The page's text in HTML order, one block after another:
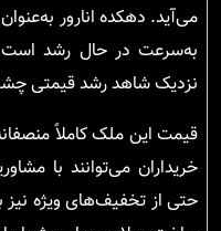
می‌آید. دهکده انارور
به‌سرعت در حال رشد است
نزدیک شاهد رشد قیمتی
قیمت این ملک کاملاً
خریداران می‌توانند با
حتی از تخفیف‌های ویژه